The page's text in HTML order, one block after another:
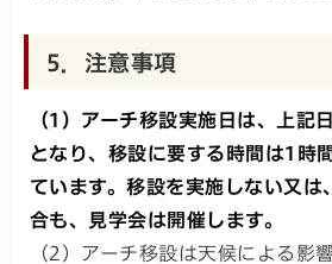
5．注意事項
（1）アーチ移設実施日は、上記
となり、移設に要する時間は1時
ています。移設を実施しない又は
合も、見学会は開催します。
（2）アーチ移設は天候による影